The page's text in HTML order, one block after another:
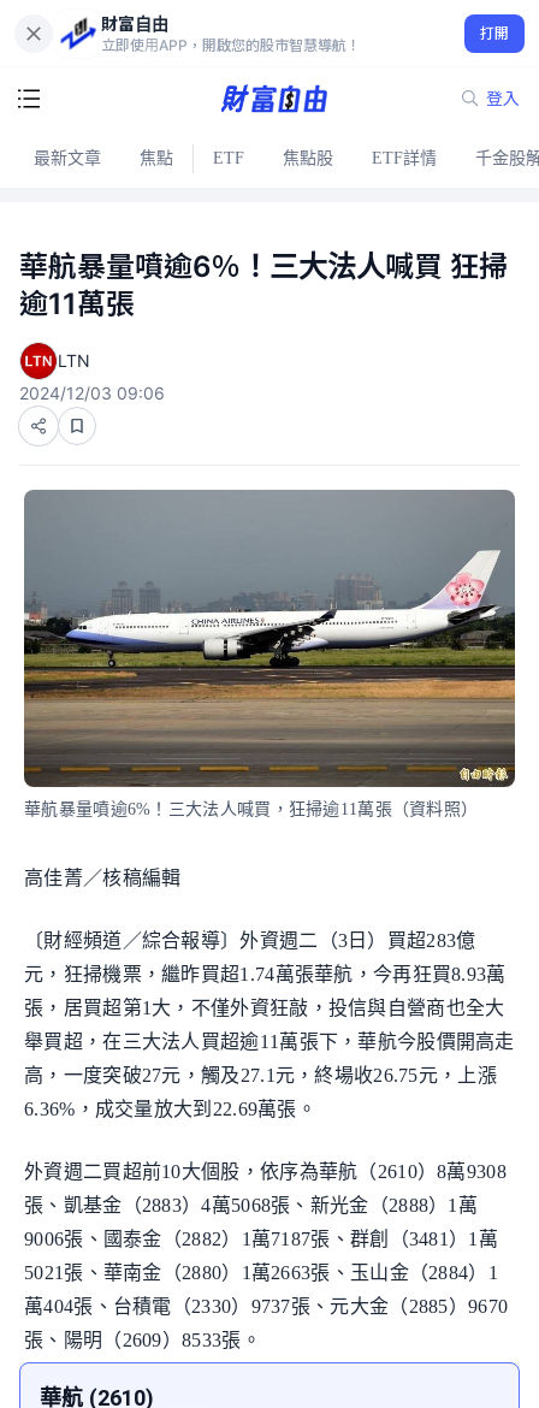
財富自由
立即使用APP，開啟您的股市智慧導航！
打開
登入
最新文章 焦點 ETF 焦點股 ETF詳情 千金股
華航暴量噴逾6％！三大法人喊買 狂掃
逾11萬張
LTN
2024/12/03 09:06
華航暴量噴逾6%！三大法人喊買，狂掃逾11萬張（資料照）
高佳菁／核稿編輯
〔財經頻道／綜合報導〕外資週二（3日）買超283億
元，狂掃機票，繼昨買超1.74萬張華航，今再狂買8.93萬
張，居買超第1大，不僅外資狂敲，投信與自營商也全大
舉買超，在三大法人買超逾11萬張下，華航今股價開高走
高，一度突破27元，觸及27.1元，終場收26.75元，上漲
6.36%，成交量放大到22.69萬張。
外資週二買超前10大個股，依序為華航（2610）8萬9308
張、凱基金（2883）4萬5068張、新光金（2888）1萬
9006張、國泰金（2882）1萬7187張、群創（3481）1萬
5021張、華南金（2880）1萬2663張、玉山金（2884）1
萬404張、台積電（2330）9737張、元大金（2885）9670
張、陽明（2609）8533張。